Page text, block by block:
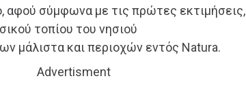
αφού σύμφωνα με τις πρώτες εκτιμήσεις,
τοπίου του νησιού
μάλιστα και περιοχών εντός Natura.
Advertisment